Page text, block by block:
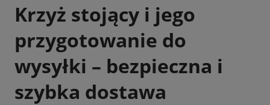
Krzyż stojący i jego
przygotowanie do
wysyłki – bezpieczna i
szybka dostawa